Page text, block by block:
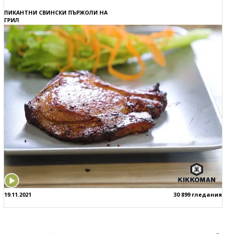
ПИКАНТНИ СВИНСКИ ПЪРЖОЛИ НА
ГРИЛ
19.11.2021 30 899 гледания